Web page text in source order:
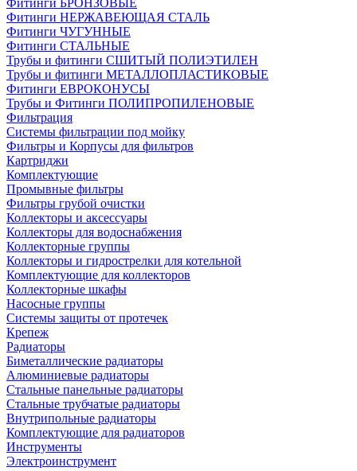
Фитинги БРОНЗОВЫЕ
Фитинги НЕРЖАВЕЮЩАЯ СТАЛЬ
Фитинги ЧУГУННЫЕ
Фитинги СТАЛЬНЫЕ
Трубы и фитинги СШИТЫЙ ПОЛИЭТИЛЕН
Трубы и фитинги МЕТАЛЛОПЛАСТИКОВЫЕ
Фитинги ЕВРОКОНУСЫ
Трубы и Фитинги ПОЛИПРОПИЛЕНОВЫЕ
Фильтрация
Системы фильтрации под мойку
Фильтры и Корпусы для фильтров
Картриджи
Комплектующие
Промывные фильтры
Фильтры грубой очистки
Коллекторы и аксессуары
Коллекторы для водоснабжения
Коллекторные группы
Коллекторы и гидрострелки для котельной
Комплектующие для коллекторов
Коллекторные шкафы
Насосные группы
Системы защиты от протечек
Крепеж
Радиаторы
Биметаллические радиаторы
Алюминиевые радиаторы
Стальные панельные радиаторы
Стальные трубчатые радиаторы
Внутрипольные радиаторы
Комплектующие для радиаторов
Инструменты
Электроинструмент